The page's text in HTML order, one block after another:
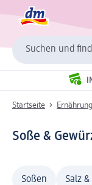
Suchen und
Startseite Ernährung
Soße &
Soßen Salz